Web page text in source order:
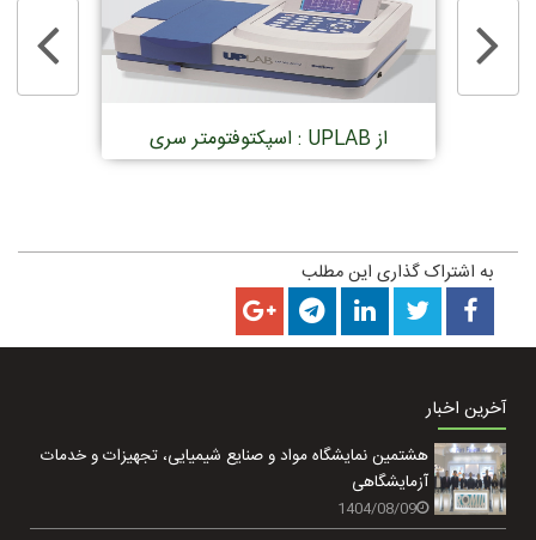
اسپکتوفتومتر سری : UPLAB از
به اشتراک گذاری این مطلب
آخرین اخبار
هشتمین نمایشگاه مواد و صنایع شیمیایی، تجهیزات و خدمات
آزمایشگاهی
1404/08/09